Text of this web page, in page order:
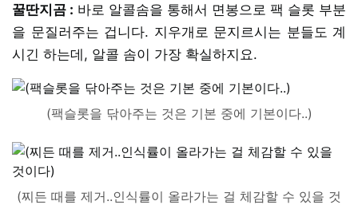
꿀딴지곰 : 바로 알콜솜을 통해서 면봉으로 팩 슬롯 부분
을 문질러주는 겁니다. 지우개로 문지르시는 분들도 계
시긴 하는데, 알콜 솜이 가장 확실하지요.
(팩슬롯을 닦아주는 것은 기본 중에 기본이다..)
(찌든 때를 제거..인식률이 올라가는 걸 체감할 수 있을 것